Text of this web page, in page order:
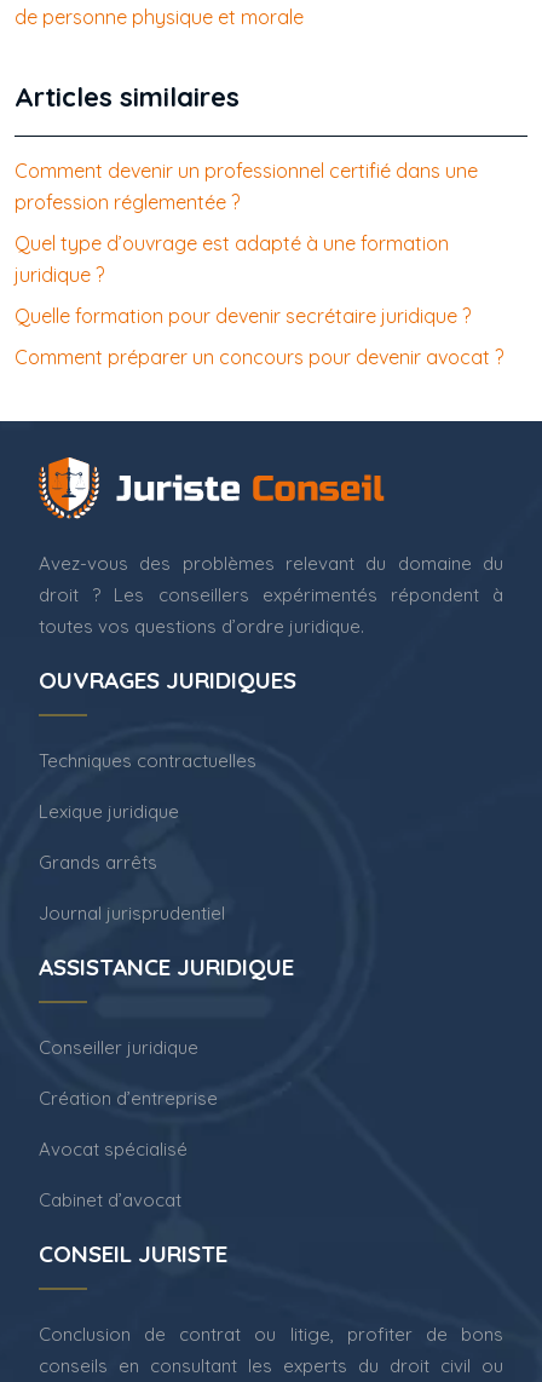
de personne physique et morale
Articles similaires
Comment devenir un professionnel certifié dans une
profession réglementée ?
Quel type d’ouvrage est adapté à une formation
juridique ?
Quelle formation pour devenir secrétaire juridique ?
Comment préparer un concours pour devenir avocat ?
Avez-vous des problèmes relevant du domaine du
droit ? Les conseillers expérimentés répondent à
toutes vos questions d’ordre juridique.
OUVRAGES JURIDIQUES
Techniques contractuelles
Lexique juridique
Grands arrêts
Journal jurisprudentiel
ASSISTANCE JURIDIQUE
Conseiller juridique
Création d’entreprise
Avocat spécialisé
Cabinet d’avocat
CONSEIL JURISTE
Conclusion de contrat ou litige, profiter de bons
conseils en consultant les experts du droit civil ou